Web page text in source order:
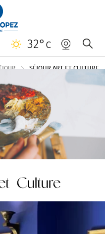
32°c
SÉJOUR ART ET CULTURE
Culture